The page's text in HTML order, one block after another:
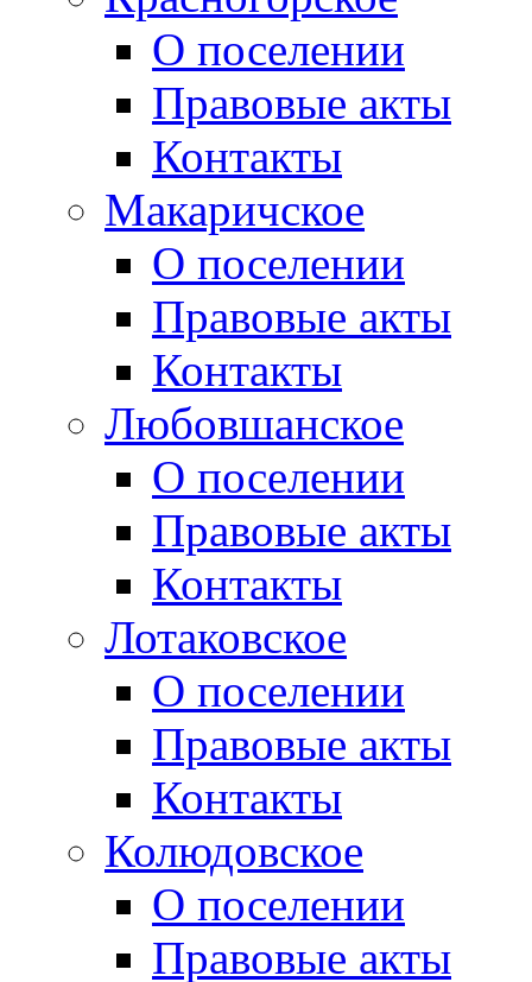
О поселении
Правовые акты
Контакты
Макаричское
О поселении
Правовые акты
Контакты
Любовшанское
О поселении
Правовые акты
Контакты
Лотаковское
О поселении
Правовые акты
Контакты
Колюдовское
О поселении
Правовые акты